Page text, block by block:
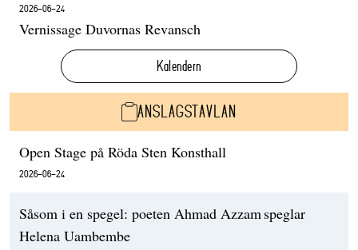
2026-06-24
Vernissage Duvornas Revansch
Kalendern
ANSLAGSTAVLAN
Open Stage på Röda Sten Konsthall
2026-06-24
Såsom i en spegel: poeten Ahmad Azzam speglar
Helena Uambembe